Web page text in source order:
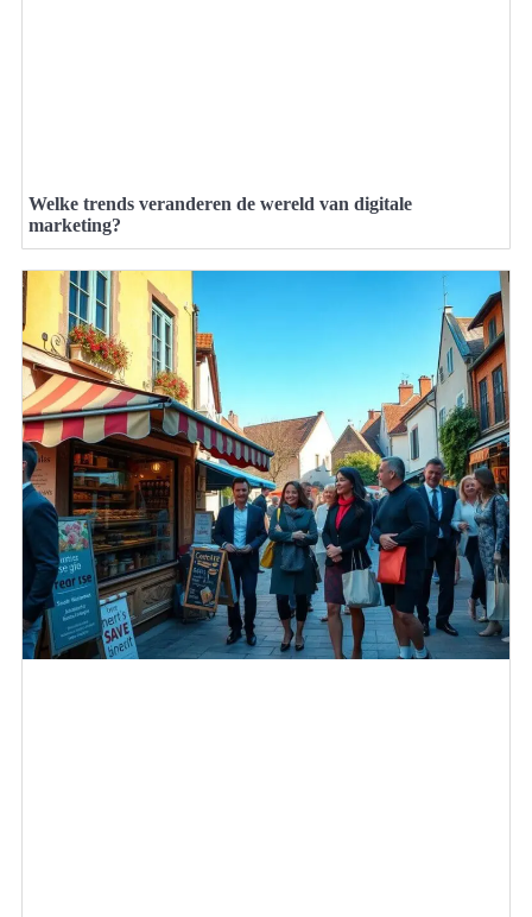
Welke trends veranderen de wereld van digitale
marketing?